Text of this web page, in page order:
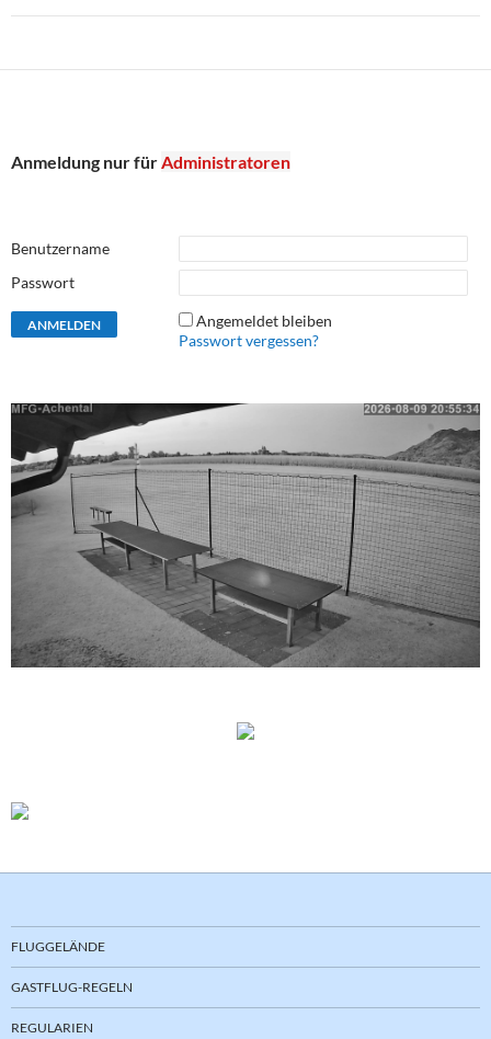
Anmeldung nur fürAdministratoren
Benutzername
Passwort
Angemeldet bleiben
Passwort vergessen?
FLUGGELÄNDE
GASTFLUG-REGELN
REGULARIEN